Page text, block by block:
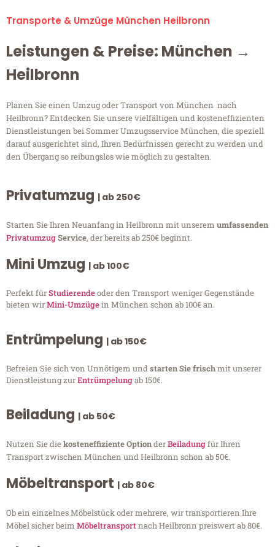
Transporte & Umzüge München Heilbronn
Leistungen & Preise: München →
Heilbronn
Planen Sie einen Umzug oder Transport von München nach
Heilbronn? Entdecken Sie unsere vielfältigen und kosteneffizienten
Dienstleistungen bei Sommer Umzugsservice München, die speziell
darauf ausgerichtet sind, Ihren Bedürfnissen gerecht zu werden und
den Übergang so reibungslos wie möglich zu gestalten.
Privatumzug | ab 250€
Starten Sie Ihren Neuanfang in Heilbronn mit unserem umfassenden
PrivatumzugService, der bereits ab 250€ beginnt.
Mini Umzug | ab 100€
Perfekt fürStudierendeoder den Transport weniger Gegenstände
bieten wirMini-Umzügein München schon ab 100€ an.
Entrümpelung | ab 150€
Befreien Sie sich von Unnötigem undstarten Sie frischmit unserer
Dienstleistung zurEntrümpelungab 150€.
Beiladung | ab 50€
Nutzen Sie diekosteneffiziente OptionderBeiladungfür Ihren
Transport zwischen München und Heilbronn schon ab 50€.
Möbeltransport | ab 80€
Ob ein einzelnes Möbelstück oder mehrere, wir transportieren Ihre
Möbel sicher beim Möbeltransportnach Heilbronn preiswert ab 80€.